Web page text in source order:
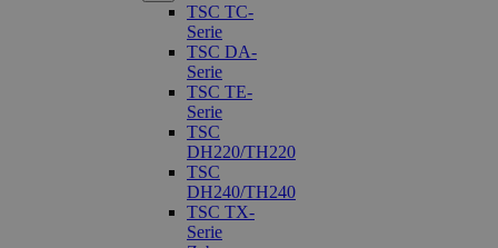
TSC TC-
Serie
TSC DA-
Serie
TSC TE-
Serie
TSC
DH220/TH220
TSC
DH240/TH240
TSC TX-
Serie